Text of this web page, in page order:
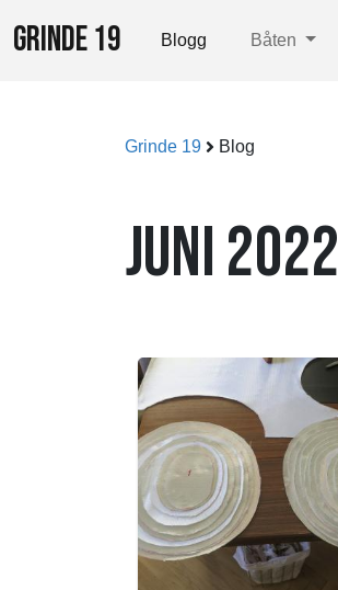
GRINDE 19 Blogg Båten
Grinde 19 Blog
JUNI 2022